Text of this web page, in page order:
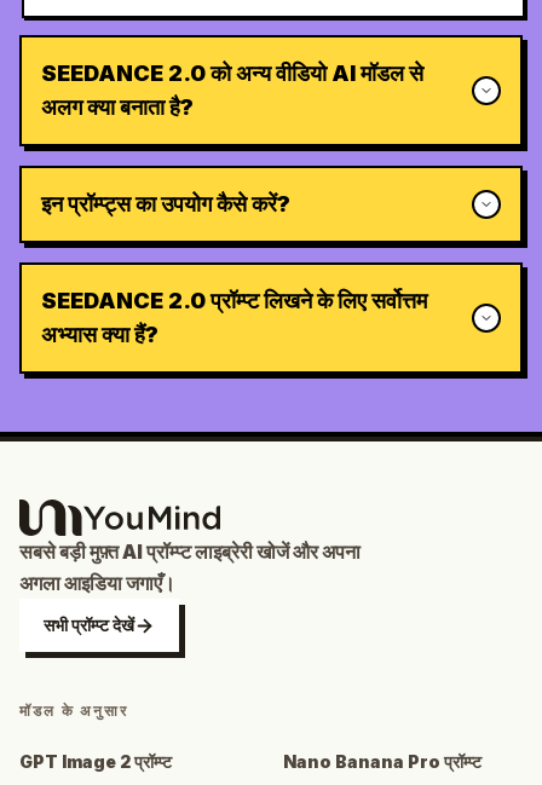
SEEDANCE 2.0 को अन्य वीडियो AI मॉडल से
अलग क्या बनाता है?
इन प्रॉम्प्ट्स का उपयोग कैसे करें?
SEEDANCE 2.0 प्रॉम्प्ट लिखने के लिए सर्वोत्तम
अभ्यास क्या हैं?
सबसे बड़ी मुफ़्त AI प्रॉम्प्ट लाइब्रेरी खोजें और अपना
अगला आइडिया जगाएँ।
सभी प्रॉम्प्ट देखें
मॉडल के अनुसार
GPT Image 2 प्रॉम्प्ट Nano Banana Pro प्रॉम्प्ट